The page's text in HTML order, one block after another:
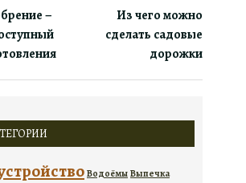
–
Из чего можно
сделать садовые
дорожки
ВодоёмыВыпечка